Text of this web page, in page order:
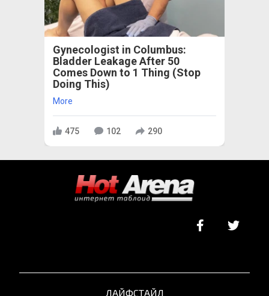
Gynecologist in Columbus:
Bladder Leakage After 50
Comes Down to 1 Thing (Stop
Doing This)
More
475 102 290
ЛАЙФСТАЙЛ